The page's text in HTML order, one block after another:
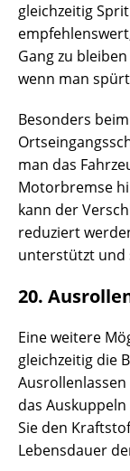
gleichzeitig
Gang zu
wenn man
Besonders
man das
Motorbremse
kann der
reduziert
unterstützt und
20.
Eine weitere
gleichzeitig die
das Auskuppeln
Sie den
Lebensdauer